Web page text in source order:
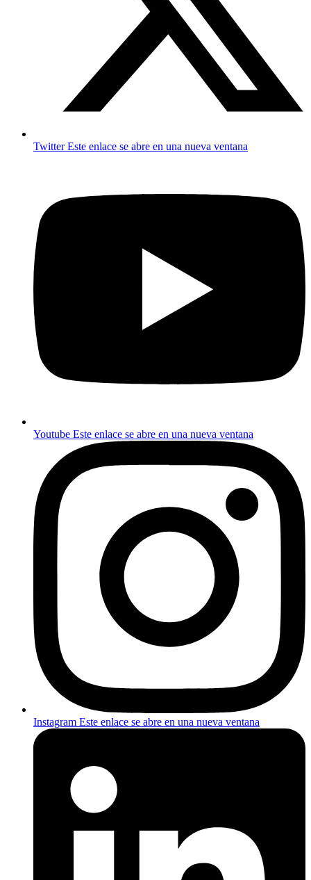
TwitterEste enlace se abre en una nueva ventana
Youtube Este enlace se abre en una nueva ventana
Instagram Este enlace se abre en una nueva ventana